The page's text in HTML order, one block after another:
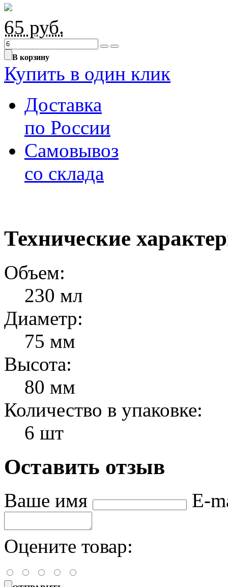
65 руб.
В корзину
Купить в один клик
Доставка
по России
Самовывоз
со склада
Технические
Объем:
230 мл
Диаметр:
75 мм
Высота:
80 мм
Количество в упаковке:
6 шт
Оставить отзыв
Ваше имя E-
Оцените товар: